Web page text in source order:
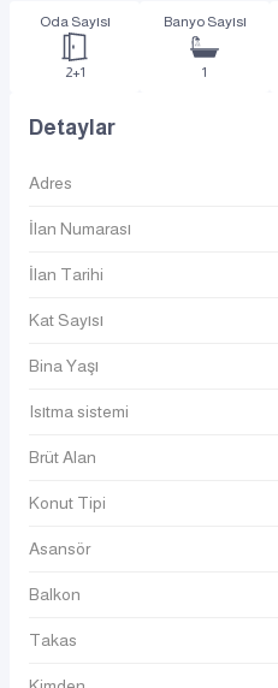
Oda Sayısı
2+1
Banyo Sayısı
1
Detaylar
Adres
İlan Numarası
İlan Tarihi
Kat Sayısı
Bina Yaşı
Isıtma sistemi
Brüt Alan
Konut Tipi
Asansör
Balkon
Takas